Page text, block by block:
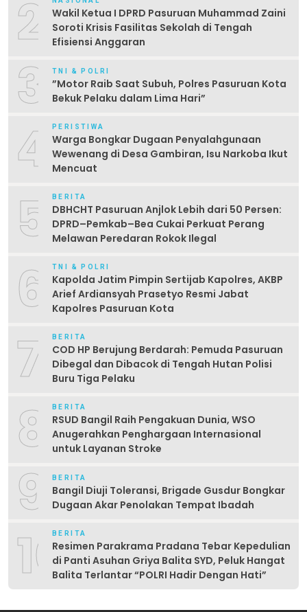
2
Wakil Ketua I DPRD Pasuruan Muhammad Zaini
Soroti Krisis Fasilitas Sekolah di Tengah
Efisiensi Anggaran
3 TNI & POLRI
‎”Motor Raib Saat Subuh, Polres Pasuruan Kota
Bekuk Pelaku dalam Lima Hari” ‎
4 PERISTIWA
Warga Bongkar Dugaan Penyalahgunaan
Wewenang di Desa Gambiran, Isu Narkoba Ikut
Mencuat
5 BERITA
DBHCHT Pasuruan Anjlok Lebih dari 50 Persen:
DPRD–Pemkab–Bea Cukai Perkuat Perang
Melawan Peredaran Rokok Ilegal
6 TNI & POLRI
Kapolda Jatim Pimpin Sertijab Kapolres, AKBP
Arief Ardiansyah Prasetyo Resmi Jabat
Kapolres Pasuruan Kota
7 BERITA
COD HP Berujung Berdarah: Pemuda Pasuruan
Dibegal dan Dibacok di Tengah Hutan Polisi
Buru Tiga Pelaku
8 BERITA
RSUD Bangil Raih Pengakuan Dunia, WSO
Anugerahkan Penghargaan Internasional
untuk Layanan Stroke
9 BERITA
Bangil Diuji Toleransi, Brigade Gusdur Bongkar
Dugaan Akar Penolakan Tempat Ibadah
10BERITA
Resimen Parakrama Pradana Tebar Kepedulian
di Panti Asuhan Griya Balita SYD, Peluk Hangat
Balita Terlantar “POLRI Hadir Dengan Hati”